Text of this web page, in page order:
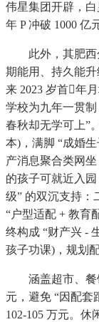
伟星集团开辟，
年 P 冲破 1000 亿
此外，其肥西分
期能用、持久能
来 2023 岁首年
学校为九年一贯制
春秋却无学可上”
本)，满脚 “成婚
产消息聚合类网
的孩子可就近入
级” 的双沉支持：
“户型适配 + 教育
终构成 “财产兴 -
孩子功课)，规划
涵盖超市、餐
元，避免 “因配套
102-105 万元。休